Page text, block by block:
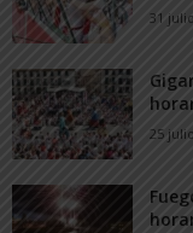
31
25